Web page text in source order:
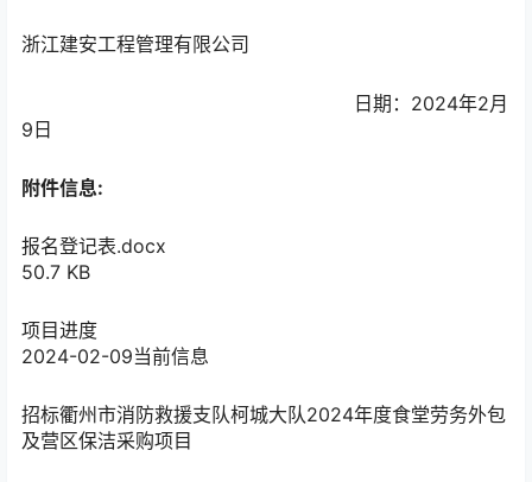
浙江建安工程管理有限公司
日期：2024年2月
9日
附件信息:
报名登记表.docx
50.7 KB
项目进度
2024-02-09当前信息
招标衢州市消防救援支队柯城大队2024年度食堂劳务外包
及营区保洁采购项目